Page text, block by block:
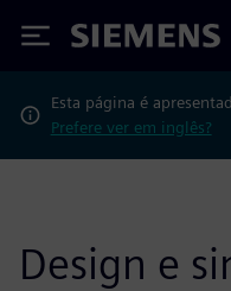
Siemens
Esta página é
Prefere ver em inglês?
Design e